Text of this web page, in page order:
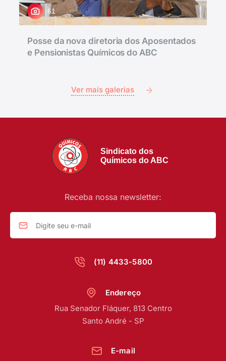
61
Posse da nova diretoria dos Aposentados
e Pensionistas Químicos do ABC
Ver mais galerias
Sindicato dos
Químicos do ABC
(11) 4433-5800
Receba nossa newsletter:
Endereço
Rua Senador Fláquer, 813 Centro
Santo André - SP
E-mail